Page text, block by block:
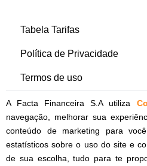
Tabela Tarifas
Política de Privacidade
Termos de uso
A Facta Financeira S.A utiliza
navegação, melhorar sua
conteúdo de marketing para
estatísticos sobre o uso do site e
de sua escolha, tudo para te